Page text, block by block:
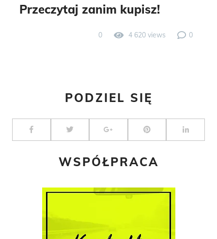
Przeczytaj zanim kupisz!
0 4 620 views 0
PODZIEL SIĘ
WSPÓŁPRACA